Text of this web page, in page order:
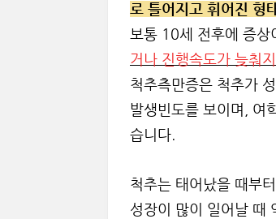
로 틀어지고 휘어진 형
보통 10세 전후에 증상
거나 진행속도가 늦춰
척추측만증은 척추가
발생빈도를 보이며, 여
습니다.
척추는 태어났을 때부
성장이 많이 일어날 때